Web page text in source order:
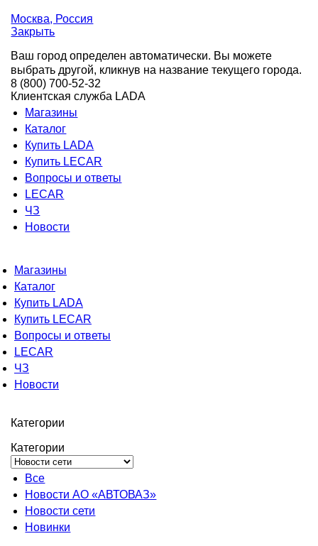
Москва, Россия
Закрыть
Ваш город определен автоматически. Вы можете
выбрать другой, кликнув на название текущего города.
8 (800) 700-52-32
Клиентская служба LADA
Магазины
Каталог
Купить LADA
Купить LECAR
Вопросы и ответы
LECAR
ЧЗ
Новости
Магазины
Каталог
Купить LADA
Купить LECAR
Вопросы и ответы
LECAR
ЧЗ
Новости
Категории
Категории
Все
Новости АО «АВТОВАЗ»
Новости сети
Новинки